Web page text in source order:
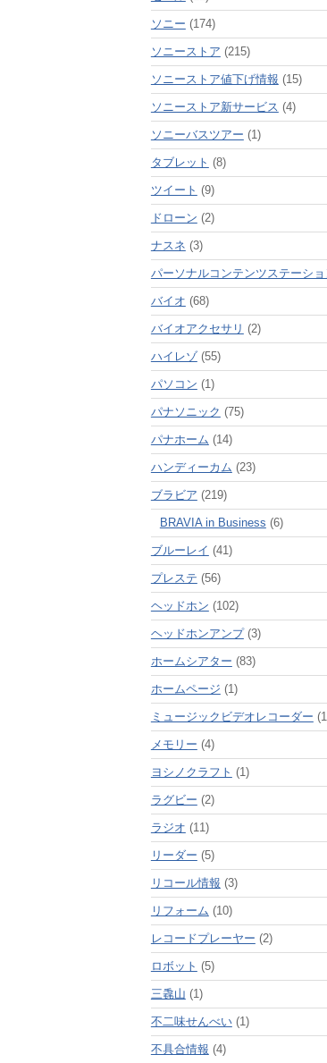
ソニー (174)
ソニーストア (215)
ソニーストア値下げ情報 (15)
ソニーストア新サービス (4)
ソニーバスツアー (1)
タブレット (8)
ツイート (9)
ドローン (2)
ナスネ (3)
パーソナルコンテンツステーショ
バイオ (68)
バイオアクセサリ (2)
ハイレゾ(55)
パソコン (1)
パナソニック (75)
パナホーム (14)
ハンディーカム (23)
ブラビア (219)
BRAVIA in Business (6)
ブルーレイ (41)
プレステ (56)
ヘッドホン (102)
ヘッドホンアンプ(3)
ホームシアター (83)
ホームページ (1)
ミュージックビデオレコーダー
メモリー (4)
ヨシノクラフト (1)
ラグビー (2)
ラジオ (11)
リーダー (5)
リコール情報 (3)
リフォーム (10)
レコードプレーヤー (2)
ロボット (5)
三毳山 (1)
不二味せんべい(1)
不具合情報 (4)